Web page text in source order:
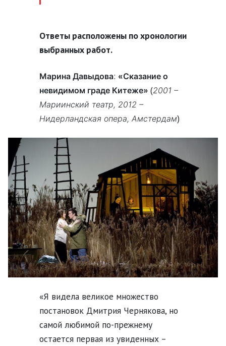
Ответы расположены по хронологии
выбранных работ.
Марина Давыдова: «Сказание о
невидимом граде Китеже» (2001 –
Мариинский театр, 2012 –
Нидерландская опера, Амстердам)
«Я видела великое множество
постановок Дмитрия Чернякова, но
самой любимой по-прежнему
остается первая из увиденных –